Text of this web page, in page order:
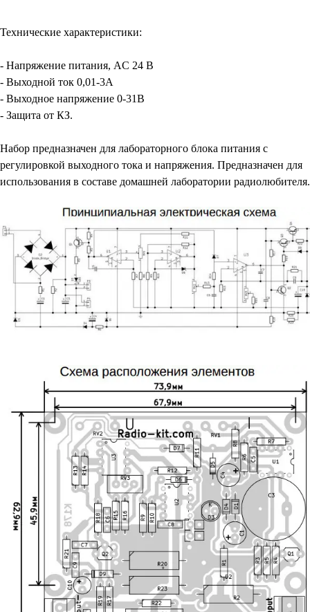
Технические характеристики:
- Напряжение питания, AC 24 В
- Выходной ток 0,01-3А
- Выходное напряжение 0-31В
- Защита от КЗ.
Набор предназначен для лабораторного блока питания с
регулировкой выходного тока и напряжения. Предназначен для
использования в составе домашней лаборатории радиолюбителя.